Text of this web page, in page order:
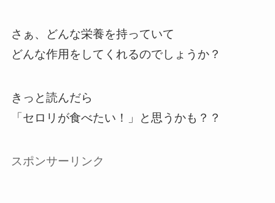
さぁ、どんな栄養を持っていて
どんな作用をしてくれるのでしょうか？
きっと読んだら
「セロリが食べたい！」と思うかも？？
スポンサーリンク